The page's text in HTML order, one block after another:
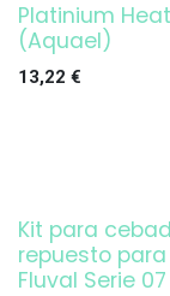
¡OFERTA!
Platinium
(Aquael)
13,22 €
Kit para
repuesto
Fluval Serie 07